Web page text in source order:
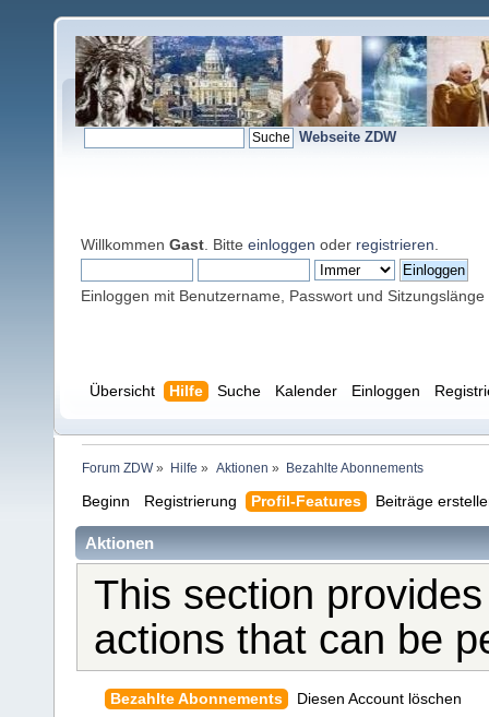
Webseite ZDW
Willkommen Gast . Bitte einloggen oder registrieren
Einloggen mit Benutzername, Passwort und Sitzungslänge
Übersicht Hilfe Suche Kalender Einloggen
Forum ZDW» Hilfe » Aktionen » Bezahlte Abonnements
Beginn Registrierung Profil-Features Beiträge
Aktionen
This section
actions that can be
Bezahlte Abonnements Diesen Account löschen